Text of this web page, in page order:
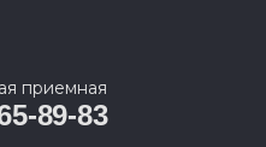
приемная
89-83